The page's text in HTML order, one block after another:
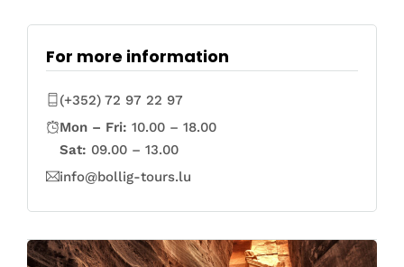
For more information
(+352) 72 97 22 97
Mon – Fri: 10.00 – 18.00
Sat: 09.00 – 13.00
info@bollig-tours.lu